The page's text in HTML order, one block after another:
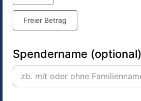
Freier Betrag
Spendername (optional)